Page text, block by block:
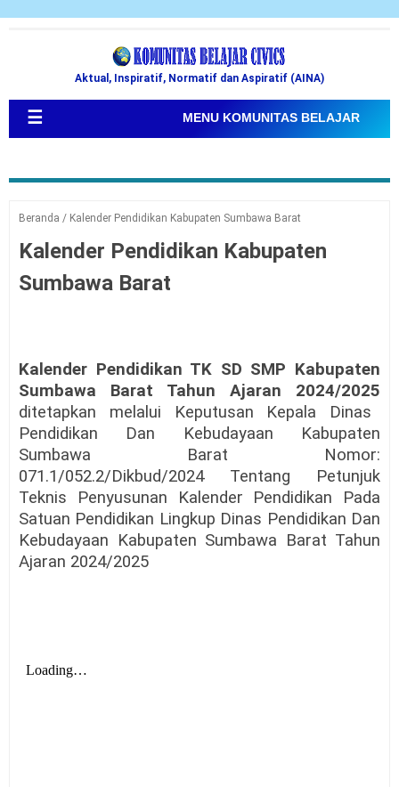
Aktual, Inspiratif, Normatif dan Aspiratif (AINA)
☰ MENU KOMUNITAS BELAJAR
Beranda / Kalender Pendidikan Kabupaten Sumbawa Barat
Kalender Pendidikan Kabupaten
Sumbawa Barat
Kalender Pendidikan TK SD SMP Kabupaten
Sumbawa Barat Tahun Ajaran 2024/2025
ditetapkan melalui Keputusan Kepala Dinas
Pendidikan Dan Kebudayaan Kabupaten
Sumbawa Barat Nomor:
071.1/052.2/Dikbud/2024 Tentang Petunjuk
Teknis Penyusunan Kalender Pendidikan Pada
Satuan Pendidikan Lingkup Dinas Pendidikan Dan
Kebudayaan Kabupaten Sumbawa Barat Tahun
Ajaran 2024/2025